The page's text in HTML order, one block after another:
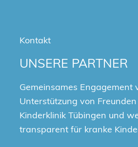
Kontakt
UNSERE PARTNER
Gemeinsames
Unterstützung von
Kinderklinik Tübingen und
transparent für kranke